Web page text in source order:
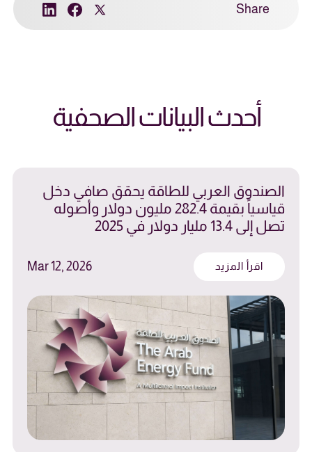
Share
أحدث البيانات الصحفية
الصندوق العربي للطاقة يحقق صافي دخل
قياسياً بقيمة 282.4 مليون دولار وأصوله
تصل إلى 13.4 مليار دولار في 2025
اقرأ المزيد Mar 12, 2026